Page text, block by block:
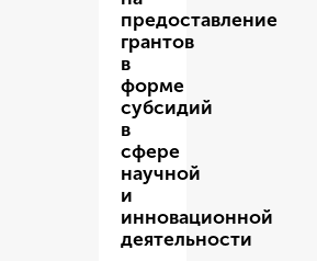
предоставление
грантов
в
форме
субсидий
в
сфере
научной
и
инновационной
деятельности